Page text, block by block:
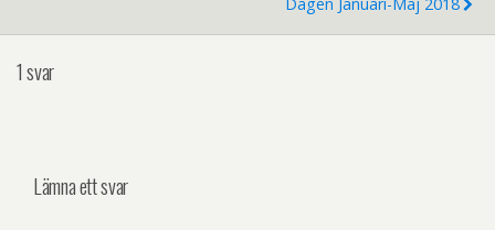
1 svar
Lämna ett svar